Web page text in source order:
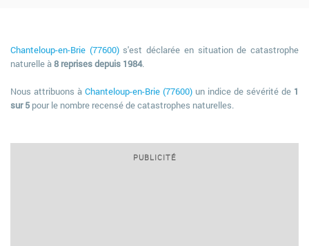
Chanteloup-en-Brie (77600)s'est déclarée en situation de catastrophe
naturelle à8 reprises depuis 1984.
Nous attribuons à Chanteloup-en-Brie (77600) un indice de sévérité de 1
sur 5 pour le nombre recensé de catastrophes naturelles.
PUBLICITÉ